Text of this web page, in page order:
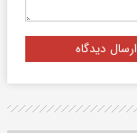
ارسال دیدگاه